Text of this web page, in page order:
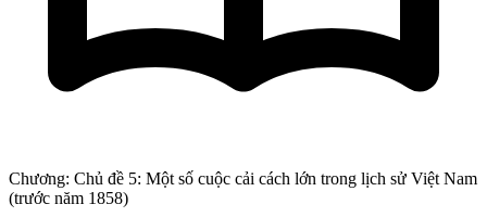
Chương: Chủ đề 5: Một số cuộc cải cách lớn trong lịch sử Việt Nam
(trước năm 1858)